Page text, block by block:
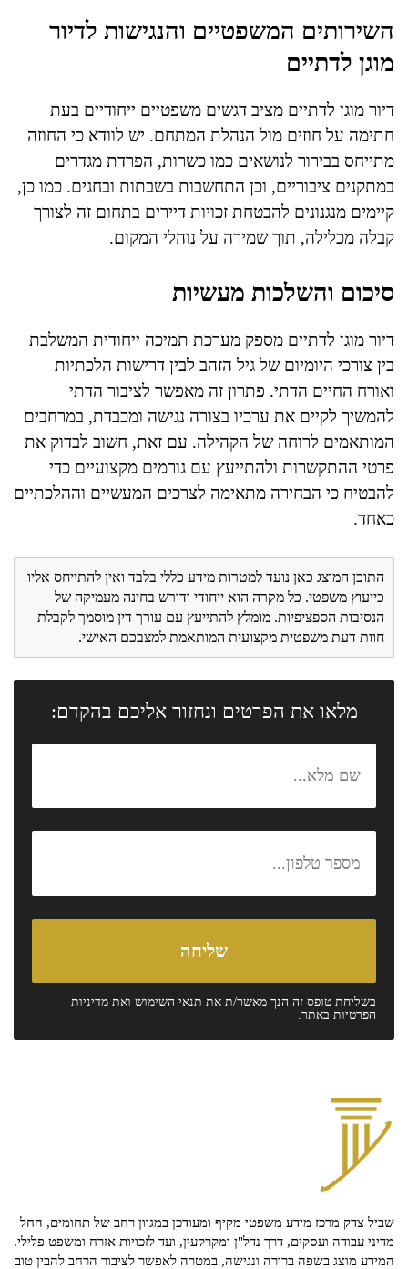
השירותים המשפטיים והנגישות לדיור
מוגן לדתיים
דיור מוגן לדתיים מציב דגשים משפטיים ייחודיים בעת
חתימה על חוזים מול הנהלת המתחם. יש לוודא כי החוזה
מתייחס בבירור לנושאים כמו כשרות, הפרדת מגדרים
במתקנים ציבוריים, וכן התחשבות בשבתות ובחגים. כמו כן,
קיימים מנגנונים להבטחת זכויות דיירים בתחום זה לצורך
קבלה מכלילה, תוך שמירה על נוהלי המקום.
סיכום והשלכות מעשיות
דיור מוגן לדתיים מספק מערכת תמיכה ייחודית המשלבת
בין צורכי היומיום של גיל הזהב לבין דרישות הלכתיות
ואורח החיים הדתי. פתרון זה מאפשר לציבור הדתי
להמשיך לקיים את ערכיו בצורה נגישה ומכבדת, במרחבים
המותאמים לרוחה של הקהילה. עם זאת, חשוב לבדוק את
פרטי ההתקשרות ולהתייעץ עם גורמים מקצועיים כדי
להבטיח כי הבחירה מתאימה לצרכים המעשיים וההלכתיים
כאחד.
התוכן המוצג כאן נועד למטרות מידע כללי בלבד ואין להתייחס אליו
כייעוץ משפטי. כל מקרה הוא ייחודי ודורש בחינה מעמיקה של
הנסיבות הספציפיות. מומלץ להתייעץ עם עורך דין מוסמך לקבלת
חוות דעת משפטית מקצועית המותאמת למצבכם האישי.
מלאו את הפרטים ונחזור אליכם בהקדם:
בשליחת טופס זה הנך מאשר/ת את תנאי השימוש ואת מדיניות
הפרטיות באתר.
שביל צדק מרכז מידע משפטי מקיף ומעודכן במגוון רחב של תחומים, החל
מדיני עבודה ועסקים, דרך נדל"ן ומקרקעין, ועד לזכויות אזרח ומשפט פלילי.
המידע מוצג בשפה ברורה ונגישה, במטרה לאפשר לציבור הרחב להבין טוב